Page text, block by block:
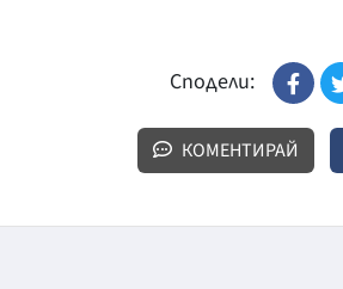
Сподели:
КОМЕНТИРАЙ